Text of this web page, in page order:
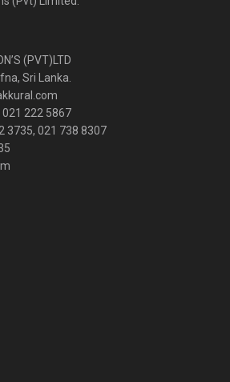
(PVT)LTD
Sri Lanka.
021 222 5867
3735, 021 738 8307